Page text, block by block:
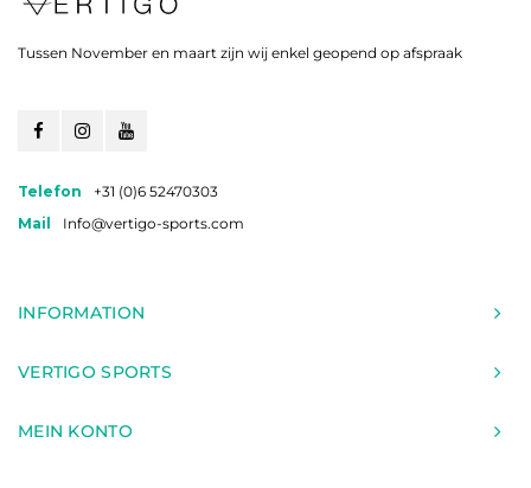
Tussen November en maart zijn wij enkel geopend op afspraak
Telefon
+31 (0)6 52470303
Mail
Info@vertigo-sports.com
INFORMATION
VERTIGO SPORTS
MEIN KONTO